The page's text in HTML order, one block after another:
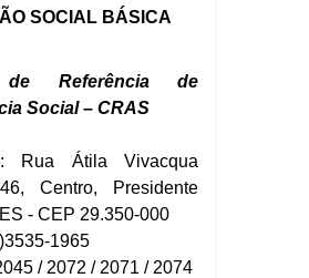
SOCIAL BÁSICA
de Referência de
Social – CRAS
Rua Átila Vivacqua
Centro, Presidente
- CEP 29.350-000
1965
/ 2072 / 2071 / 2074